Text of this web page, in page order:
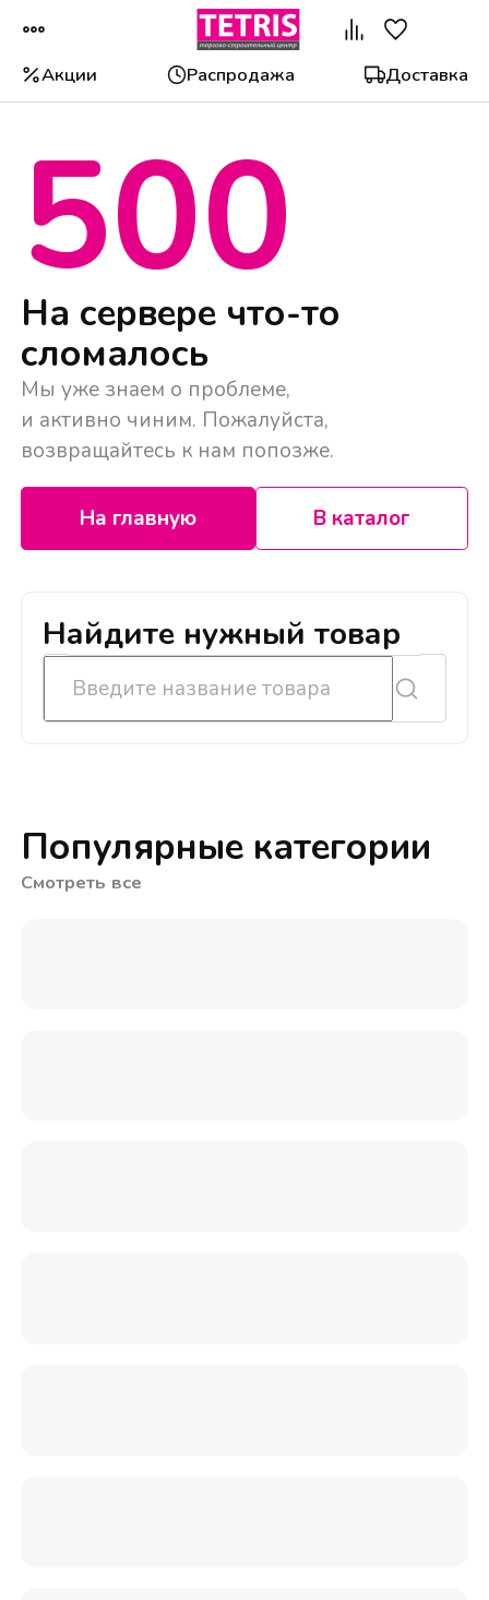
Акции Распродажа Доставка
500
На сервере что-то
сломалось
Мы уже знаем о проблеме,
и активно чиним. Пожалуйста,
возвращайтесь к нам попозже.
На главную В каталог
Найдите нужный товар
Популярные категории
Смотреть все